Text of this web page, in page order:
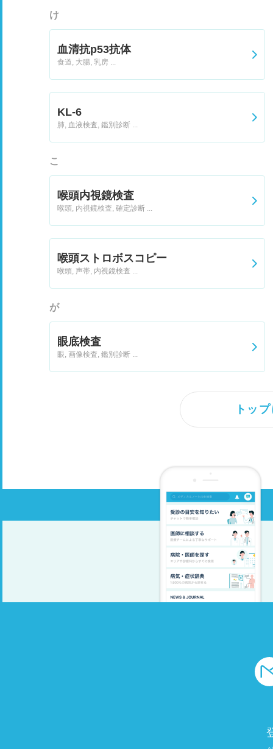
け
血清抗p53抗体
食道, 大腸, 乳房 ...
KL-6
肺, 血液検査, 鑑別診断 ...
こ
喉頭内視鏡検査
喉頭, 内視鏡検査, 確定診断 ...
喉頭ストロボスコピー
喉頭, 声帯, 内視鏡検査 ...
が
眼底検査
眼, 画像検査, 鑑別診断 ...
トッ